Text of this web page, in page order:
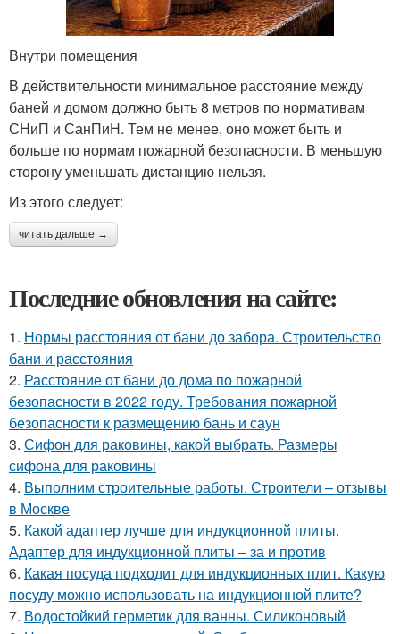
Внутри помещения
В действительности минимальное расстояние между
баней и домом должно быть 8 метров по нормативам
СНиП и СанПиН. Тем не менее, оно может быть и
больше по нормам пожарной безопасности. В меньшую
сторону уменьшать дистанцию нельзя.
Из этого следует:
читать дальше →
Последние обновления на сайте:
1. Нормы расстояния от бани до забора. Строительство
бани и расстояния
2. Расстояние от бани до дома по пожарной
безопасности в 2022 году. Требования пожарной
безопасности к размещению бань и саун
3. Сифон для раковины, какой выбрать. Размеры
сифона для раковины
4. Выполним строительные работы. Строители – отзывы
в Москве
5. Какой адаптер лучше для индукционной плиты.
Адаптер для индукционной плиты – за и против
6. Какая посуда подходит для индукционных плит. Какую
посуду можно использовать на индукционной плите?
7. Водостойкий герметик для ванны. Силиконовый